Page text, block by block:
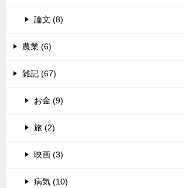
論文 (8)
農業 (6)
雑記 (67)
お金 (9)
旅 (2)
映画 (3)
病気 (10)